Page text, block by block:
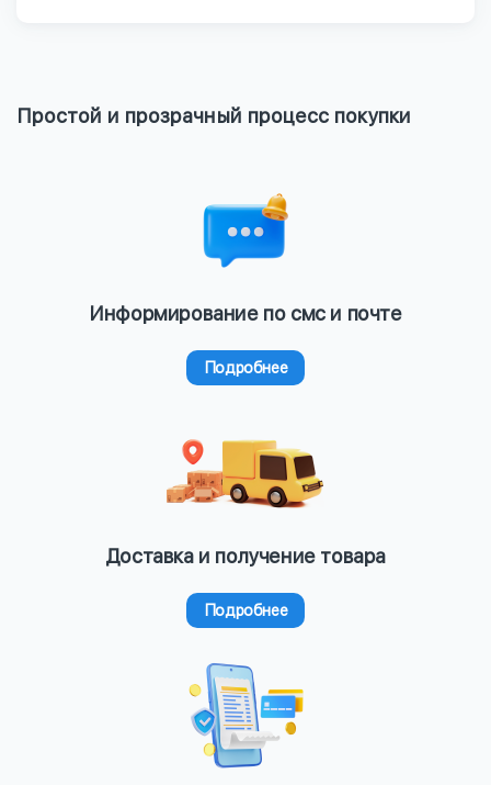
Простой и прозрачный процесс покупки
Информирование по смс и почте
Подробнее
Доставка и получение товара
Подробнее